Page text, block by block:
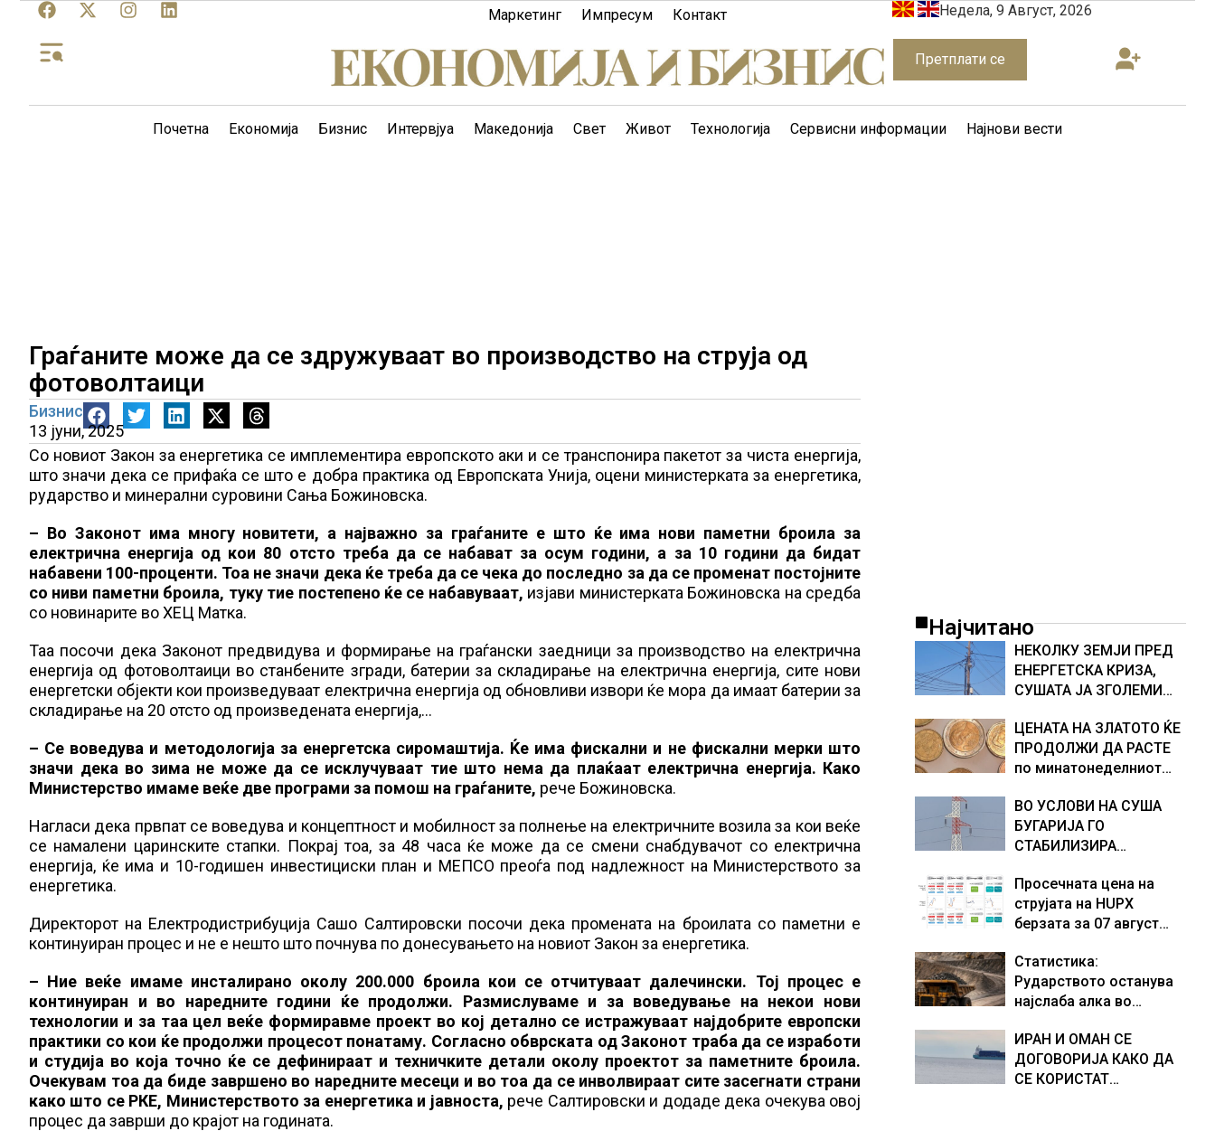
Маркетинг Импресум Контакт Недела, 9 Август, 2026
Претплати се
Почетна Економија Бизнис Интервјуа Македонија Свет Живот Технологија Сервисни информации Најнови вести
Граѓаните може да се здружуваат во производство на струја од
фотоволтаици
Бизнис
13 јуни, 2025
Со новиот Закон за енергетика се имплементира европското аки и се транспонира пакетот за чиста енергија,
што значи дека се прифаќа се што е добра практика од Европската Унија, оцени министерката за енергетика,
рударство и минерални суровини Сања Божиновска.
– Во Законот има многу новитети, а најважно за граѓаните е што ќе има нови паметни броила за
електрична енергија од кои 80 отсто треба да се набават за осум години, а за 10 години да бидат
набавени 100-проценти. Тоа не значи дека ќе треба да се чека до последно за да се променат постојните
со ниви паметни броила, туку тие постепено ќе се набавуваат, изјави министерката Божиновска на средба
со новинарите во ХЕЦ Матка.
Таа посочи дека Законот предвидува и формирање на граѓански заедници за производство на електрична
енергија од фотоволтаици во станбените згради, батерии за складирање на електрична енергија, сите нови
енергетски објекти кои произведуваат електрична енергија од обновливи извори ќе мора да имаат батерии за
складирање на 20 отсто од произведената енергија,…
– Се воведува и методологија за енергетска сиромаштија. Ќе има фискални и не фискални мерки што
значи дека во зима не може да се исклучуваат тие што нема да плаќаат електрична енергија. Како
Министерство имаме веќе две програми за помош на граѓаните, рече Божиновска.
Нагласи дека првпат се воведува и концептност и мобилност за полнење на електричните возила за кои веќе
се намалени царинските стапки. Покрај тоа, за 48 часа ќе може да се смени снабдувачот со електрична
енергија, ќе има и 10-годишен инвестициски план и МЕПСО преоѓа под надлежност на Министерството за
енергетика.
Директорот на Електродистрибуција Сашо Салтировски посочи дека промената на броилата со паметни е
континуиран процес и не е нешто што почнува по донесувањето на новиот Закон за енергетика.
– Ние веќе имаме инсталирано околу 200.000 броила кои се отчитуваат далечински. Тој процес е
континуиран и во наредните години ќе продолжи. Размислуваме и за воведување на некои нови
технологии и за таа цел веќе формиравме проект во кој детално се истражуваат најдобрите европски
практики со кои ќе продолжи процесот понатаму. Согласно обврската од Законот траба да се изработи
и студија во која точно ќе се дефинираат и техничките детали околу проектот за паметните броила.
Очекувам тоа да биде завршено во наредните месеци и во тоа да се инволвираат сите засегнати страни
како што се РКЕ, Министерството за енергетика и јавноста, рече Салтировски и додаде дека очекува овој
процес да заврши до крајот на годината.
Најчитано
НЕКОЛКУ ЗЕМЈИ ПРЕД
ЕНЕРГЕТСКА КРИЗА,
СУШАТА ЈА ЗГОЛЕМИ
НА БЕРЗИТЕ НА НАД 700
ЕВРА ЗА МЕГАВАТ-ЧАС
ЦЕНАТА НА ЗЛАТОТО ЌЕ
ПРОДОЛЖИ ДА РАСТЕ
по минатонеделниот
благородниот метал
ВО УСЛОВИ НА СУША
БУГАРИЈА ГО
СТАБИЛИЗИРА
ЕНЕРГЕТСКИ СИСТЕМ,
како Бугарија стана
балкански шампион во
од батерии
Просечната цена на
струјата на HUPX
берзата за 07 август
евра за мегават час, на
МЕМО 153,56 евра за
мегават час
Статистика:
Рударството останува
најслаба алка во
потенцијалот за нови
инвестиции
ИРАН И ОМАН СЕ
ДОГОВОРИЈА КАКО ДА
СЕ КОРИСТАТ